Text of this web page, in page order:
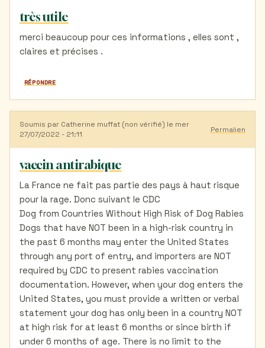
très utile
merci beaucoup pour ces informations , elles sont ,
claires et précises .
RÉPONDRE
Soumis par Catherine muffat (non vérifié) le mer
27/07/2022 - 21:11
Permalien
vaccin antirabique
La France ne fait pas partie des pays à haut risque
pour la rage. Donc suivant le CDC
Dog from Countries Without High Risk of Dog Rabies
Dogs that have NOT been in a high-risk country in
the past 6 months may enter the United States
through any port of entry, and importers are NOT
required by CDC to present rabies vaccination
documentation. However, when your dog enters the
United States, you must provide a written or verbal
statement your dog has only been in a country NOT
at high risk for at least 6 months or since birth if
under 6 months of age. There is no limit to the